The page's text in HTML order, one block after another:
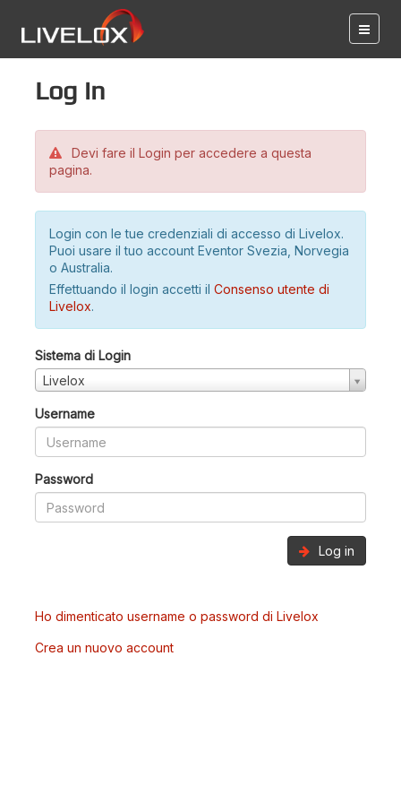
Log in
Devi fare il Login per accedere a questa
pagina.
Login con le tue credenziali di accesso di Livelox.
Puoi usare il tuo account Eventor Svezia, Norvegia
o Australia.
Effettuando il login accetti il Consenso utente di
Livelox.
Sistema di Login
Livelox
Username
Password
Log in
Ho dimenticato username o password di Livelox
Crea un nuovo account